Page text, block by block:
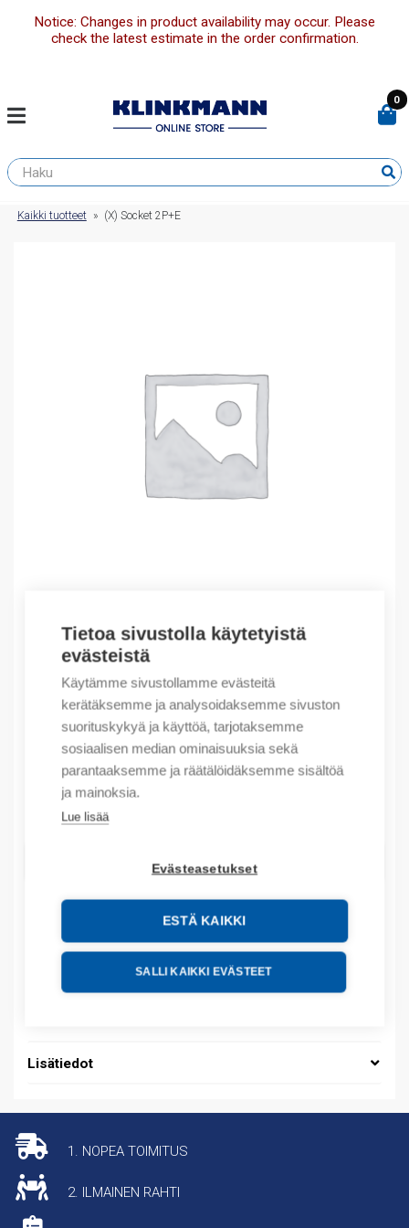
Tietoa sivustolla käytetyistä
evästeistä
Käytämme sivustollamme evästeitä
kerätäksemme ja analysoidaksemme sivuston
suorituskykyä ja käyttöä, tarjotaksemme
sosiaalisen median ominaisuuksia sekä
parantaaksemme ja räätälöidäksemme sisältöä
ja mainoksia.
Lue lisää
Evästeasetukset
ESTÄ KAIKKI
SALLI KAIKKI EVÄSTEET
Notice: Changes in product availability may occur. Please
check the latest estimate in the order confirmation.
0
Kaikki tuotteet » (X) Socket 2P+E
Outlet – Erikoishinnat
(X) Socket 2P+E
2,18€/ myyntierä
Myyntierä sis. 10 kpl
Määrä
Määrä
LISÄÄ OSTOSKORIIN
Tuotekoodit
Tilauskoodi: 774320
Lisätiedot
1. NOPEA TOIMITUS
2. ILMAINEN RAHTI